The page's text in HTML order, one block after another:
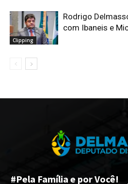
Clipping
Rodrigo
com Ibaneis e
#Pela Família e por Você!